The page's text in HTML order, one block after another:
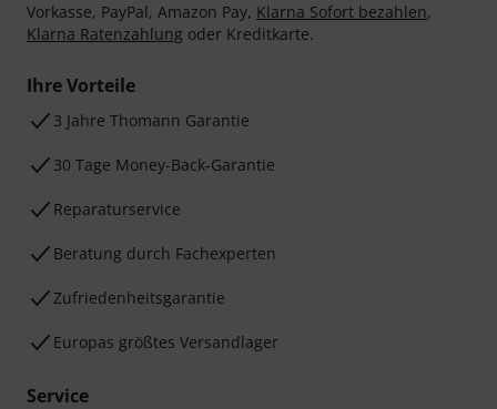
Vorkasse, PayPal, Amazon Pay, Klarna Sofort bezahlen,
Klarna Ratenzahlung oder Kreditkarte.
Ihre Vorteile
3 Jahre Thomann Garantie
30 Tage Money-Back-Garantie
Reparaturservice
Beratung durch Fachexperten
Zufriedenheitsgarantie
Europas größtes Versandlager
Service